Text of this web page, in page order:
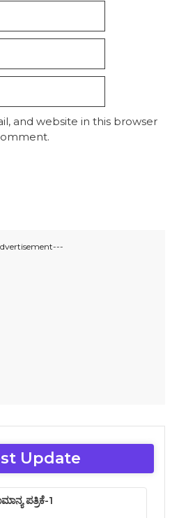
and website in this browser
Update
ಪತ್ರಿಕೆ-1